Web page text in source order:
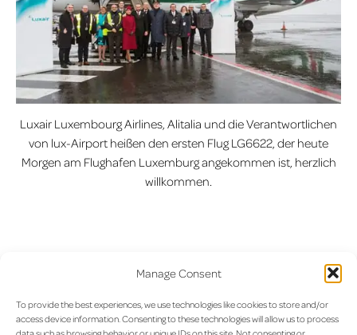
Manage Consent
To provide the best experiences, we use technologies like cookies to store and/or
access device information. Consenting to these technologies will allow us to process
Luxair Luxembourg Airlines, Alitalia und die Verantwortlichen
von lux-Airport heißen den ersten Flug LG6622, der heute
Morgen am Flughafen Luxemburg angekommen ist, herzlich
willkommen.
Beitragsnavigation
Im Herzen Mailands
landen – Luxair erweitert sein
Streckennetz um Linate
Frohes Fest!